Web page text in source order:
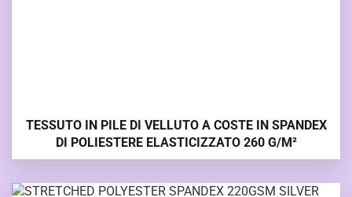
TESSUTO IN PILE DI VELLUTO A COSTE IN SPANDEX
DI POLIESTERE ELASTICIZZATO 260 G/M²